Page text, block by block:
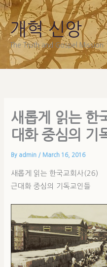
Skip
to
content
개혁 신앙
The Truth and Gospel Mission
새롭게 읽는 한
대화 중심의 기
By admin / March 16, 2016
새롭게 읽는 한국교회사(26)
근대화 중심의 기독교인들